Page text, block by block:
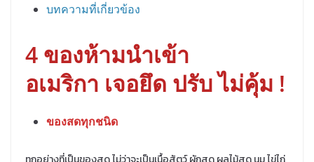
บทความที่เกี่ยวข้อง
4 ของห้ามนำเข้า
อเมริกา เจอยึด ปรับ ไม่คุ้ม !
ของสดทุกชนิด